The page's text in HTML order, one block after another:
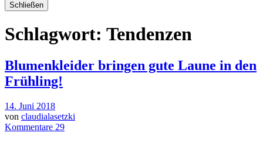
Schließen
Schlagwort: Tendenzen
Blumenkleider bringen gute Laune in den
Frühling!
14. Juni 2018
von claudialasetzki
Kommentare 29